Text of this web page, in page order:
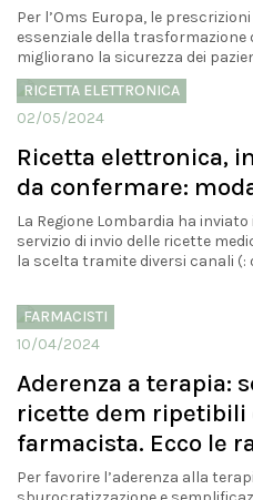
Per l’Oms Europa, le
essenziale della
migliorano la sicurezza dei
RICETTA ELETTRONICA
02/05/2024
Ricetta elettronica,
da confermare:
La Regione Lombardia ha
servizio di invio delle ricette
la scelta tramite diversi canali (:
FARMACISTI
10/04/2024
Aderenza a terapia:
ricette dem
farmacista. Ecco le
Per favorire l’aderenza alla